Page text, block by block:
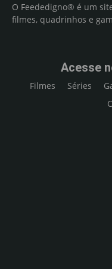
O Feededigno® é um
filmes, quadrinhos e
Acesse
Filmes Séries